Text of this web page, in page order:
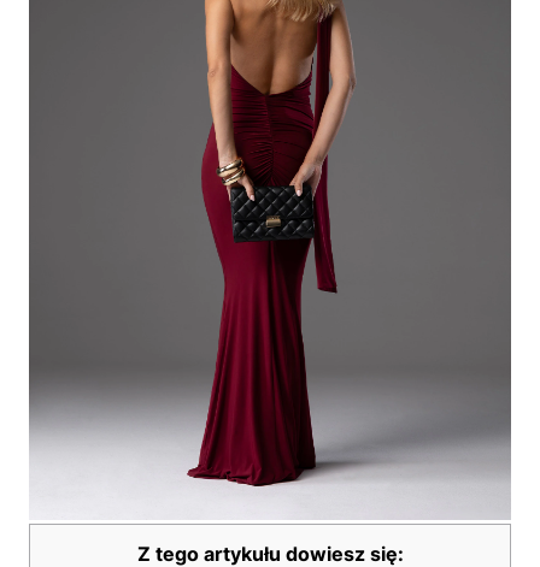
Z tego artykułu dowiesz się: